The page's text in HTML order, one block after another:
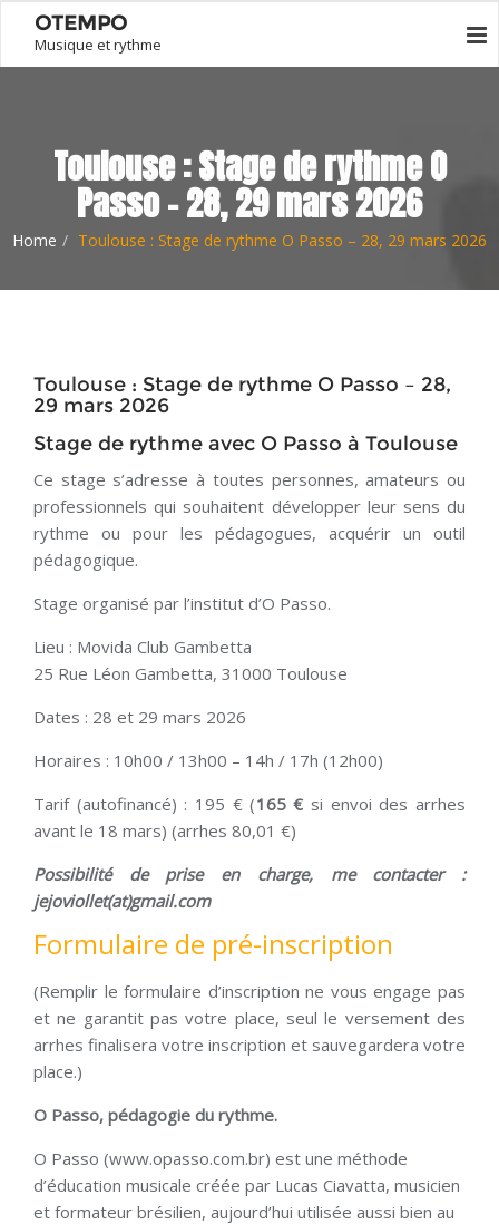
OTEMPO
Musique et rythme
Toulouse : Stage de rythme O
Passo – 28, 29 mars 2026
Home Toulouse : Stage de rythme O Passo – 28, 29 mars 2026
Toulouse : Stage de rythme O Passo – 28,
29 mars 2026
Stage de rythme avec O Passo à Toulouse
Ce stage s’adresse à toutes personnes, amateurs ou
professionnels qui souhaitent développer leur sens du
rythme ou pour les pédagogues, acquérir un outil
pédagogique.
Stage organisé par l’institut d’O Passo.
Lieu : Movida Club Gambetta
25 Rue Léon Gambetta, 31000 Toulouse
Dates : 28 et 29 mars 2026
Horaires : 10h00 / 13h00 – 14h / 17h (12h00)
Tarif (autofinancé) : 195 € (165 € si envoi des arrhes
avant le 18 mars) (arrhes 80,01 €)
Possibilité de prise en charge, me contacter :
jejoviollet(at)gmail.com
Formulaire de pré-inscription
(Remplir le formulaire d’inscription ne vous engage pas
et ne garantit pas votre place, seul le versement des
arrhes finalisera votre inscription et sauvegardera votre
place.)
O Passo, pédagogie du rythme.
O Passo (www.opasso.com.br) est une méthode
d’éducation musicale créée par Lucas Ciavatta, musicien
et formateur brésilien, aujourd’hui utilisée aussi bien au